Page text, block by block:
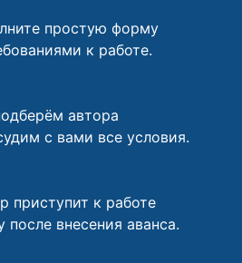
простую форму
к работе.
автора
с вами все условия.
приступит к работе
после внесения аванса.